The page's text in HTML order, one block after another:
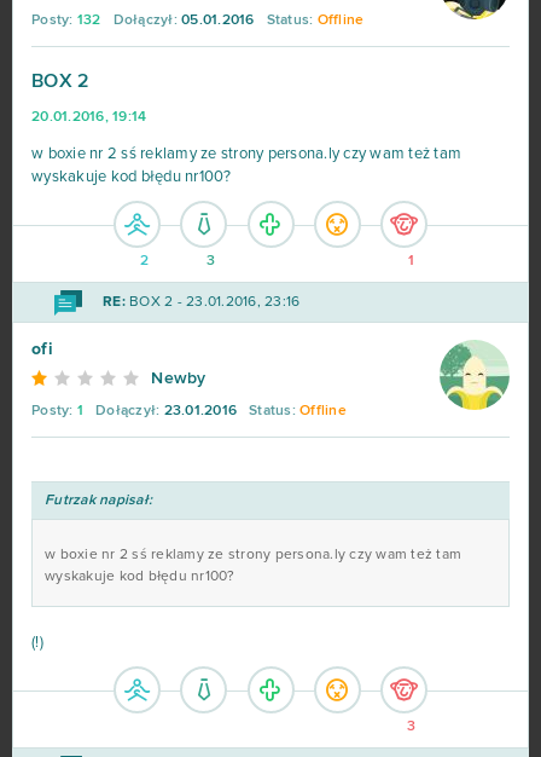
Posty: 132 Dołączył: 05.01.2016 Status: Offline
BOX 2
20.01.2016, 19:14
w boxie nr 2 sś reklamy ze strony persona.ly czy wam też tam
wyskakuje kod błędu nr100?
2 3 1
RE:BOX 2 - 23.01.2016, 23:16
ofi
Newby
Posty: 1 Dołączył: 23.01.2016 Status: Offline
Futrzak napisał:
w boxie nr 2 sś reklamy ze strony persona.ly czy wam też tam
wyskakuje kod błędu nr100?
(!)
3